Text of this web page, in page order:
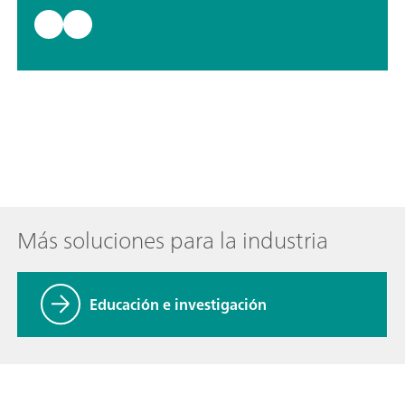
Más soluciones para la industria
Educación e investigación